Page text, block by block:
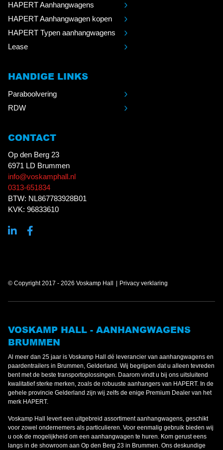
HAPERT Aanhangwagens
HAPERT Aanhangwagen kopen
HAPERT Typen aanhangwagens
Lease
HANDIGE LINKS
Paraboolvering
RDW
CONTACT
Op den Berg 23
6971 LD Brummen
info@voskamphall.nl
0313-651834
BTW: NL867783928B01
KVK: 96833610
© Copyright 2017 - 2026 Voskamp Hall Privacy verklaring
VOSKAMP HALL - AANHANGWAGENS
BRUMMEN
Al meer dan 25 jaar is Voskamp Hall dé leverancier van aanhangwagens en
paardentrailers in Brummen, Gelderland. Wij begrijpen dat u alleen tevreden
bent met de beste transportoplossingen. Daarom vindt u bij ons uitsluitend
kwalitatief sterke merken, zoals de robuuste aanhangers van HAPERT. In de
gehele provincie Gelderland zijn wij zelfs de enige Premium Dealer van het
merk HAPERT.
Voskamp Hall levert een uitgebreid assortiment aanhangwagens, geschikt
voor zowel ondernemers als particulieren. Voor eenmalig gebruik bieden wij
u ook de mogelijkheid om een aanhangwagen te huren. Kom gerust eens
langs in de showroom aan Op den Berg 23 in Brummen. Ons deskundige